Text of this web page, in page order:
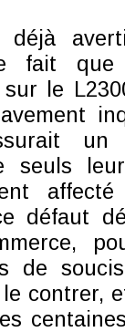
déjà
fait
sur le
un
seuls
affecté
défaut
de
contrer,